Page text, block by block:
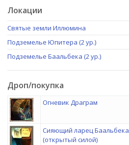
Локации
Святые земли Иллюмина
Подземелье Юпитера (2 ур.)
Подземелье Баальбека (2 ур.)
Дроп/покупка
Огневик Драграм
Сияющий ларец
(открытый силой)